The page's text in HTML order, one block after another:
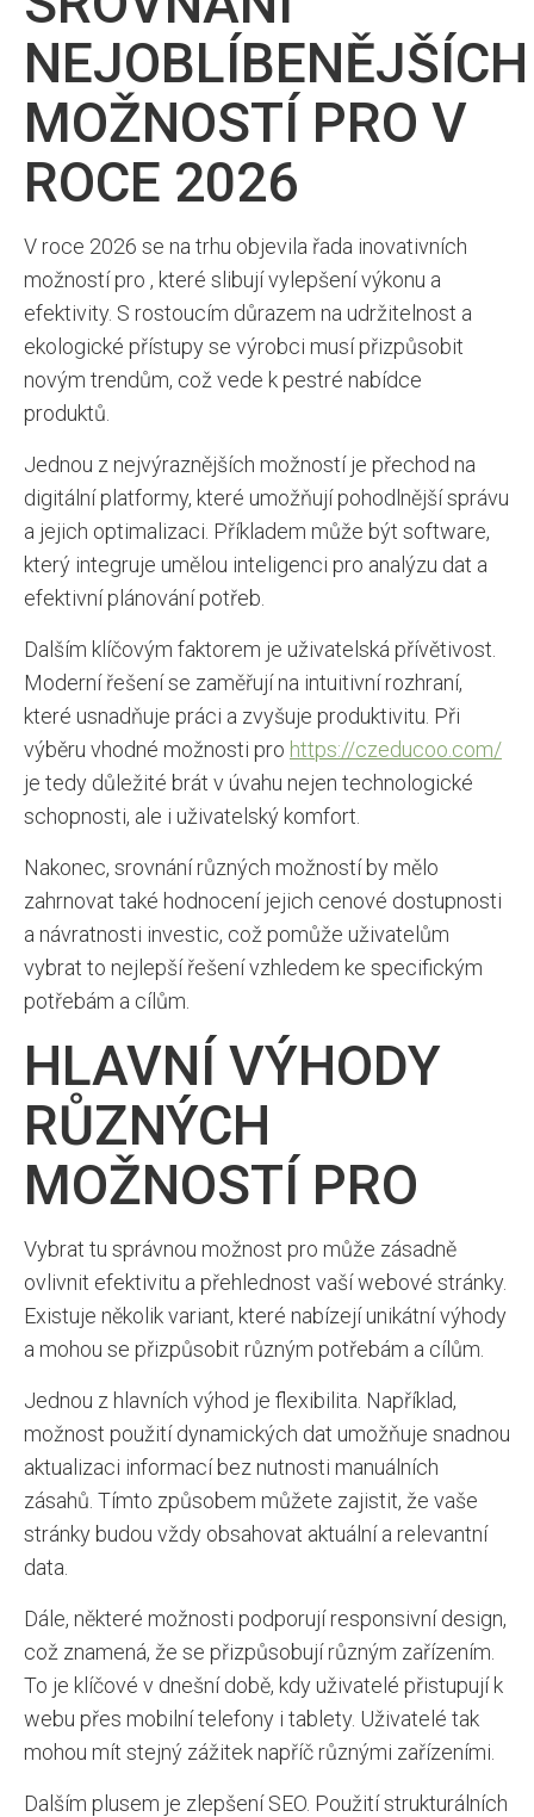
NEJOBLÍBENĚJŠÍCH
MOŽNOSTÍ PRO V
ROCE 2026
V roce 2026 se na trhu objevila řada inovativních
možností pro , které slibují vylepšení výkonu a
efektivity. S rostoucím důrazem na udržitelnost a
ekologické přístupy se výrobci musí přizpůsobit
novým trendům, což vede k pestré nabídce
produktů.
Jednou z nejvýraznějších možností je přechod na
digitální platformy, které umožňují pohodlnější správu
a jejich optimalizaci. Příkladem může být software,
který integruje umělou inteligenci pro analýzu dat a
efektivní plánování potřeb.
Dalším klíčovým faktorem je uživatelská přívětivost.
Moderní řešení se zaměřují na intuitivní rozhraní,
které usnadňuje práci a zvyšuje produktivitu. Při
výběru vhodné možnosti pro https://czeducoo.com/
je tedy důležité brát v úvahu nejen technologické
schopnosti, ale i uživatelský komfort.
Nakonec, srovnání různých možností by mělo
zahrnovat také hodnocení jejich cenové dostupnosti
a návratnosti investic, což pomůže uživatelům
vybrat to nejlepší řešení vzhledem ke specifickým
potřebám a cílům.
HLAVNÍ VÝHODY
RŮZNÝCH
MOŽNOSTÍ PRO
Vybrat tu správnou možnost pro může zásadně
ovlivnit efektivitu a přehlednost vaší webové stránky.
Existuje několik variant, které nabízejí unikátní výhody
a mohou se přizpůsobit různým potřebám a cílům.
Jednou z hlavních výhod je flexibilita. Například,
možnost použití dynamických dat umožňuje snadnou
aktualizaci informací bez nutnosti manuálních
zásahů. Tímto způsobem můžete zajistit, že vaše
stránky budou vždy obsahovat aktuální a relevantní
data.
Dále, některé možnosti podporují responsivní design,
což znamená, že se přizpůsobují různým zařízením.
To je klíčové v dnešní době, kdy uživatelé přistupují k
webu přes mobilní telefony i tablety. Uživatelé tak
mohou mít stejný zážitek napříč různými zařízeními.
Dalším plusem je zlepšení SEO. Použití strukturálních